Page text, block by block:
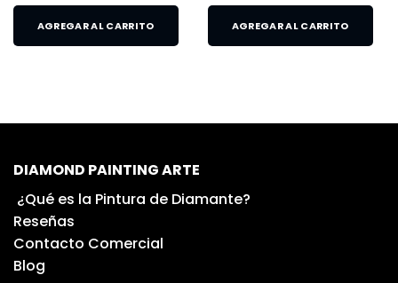
AGREGAR AL CARRITO AGREGAR AL CARRITO
DIAMOND PAINTING ARTE
¿Qué es la Pintura de Diamante?
Reseñas
Contacto Comercial
Blog